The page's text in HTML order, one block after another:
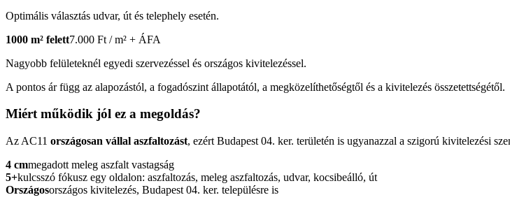
Optimális választás udvar, út és telephely esetén.
1000 m² felett7.000 Ft / m² + ÁFA
Nagyobb felületeknél egyedi szervezéssel és országos kivitelezéssel.
A pontos ár függ az alapozástól, a fogadószint állapotától, a megközelíthetőségtől és a kivitelezés összetettségétől.
Miért működik jól ez a megoldás?
Az AC11 országosan vállal aszfaltozást, ezért Budapest 04. ker. területén is ugyanazzal a szigorú kivitelezési
4 cmmegadott meleg aszfalt vastagság
5+kulcsszó fókusz egy oldalon: aszfaltozás, meleg aszfaltozás, udvar, kocsibeálló, út
Országosországos kivitelezés, Budapest 04. ker. településre is